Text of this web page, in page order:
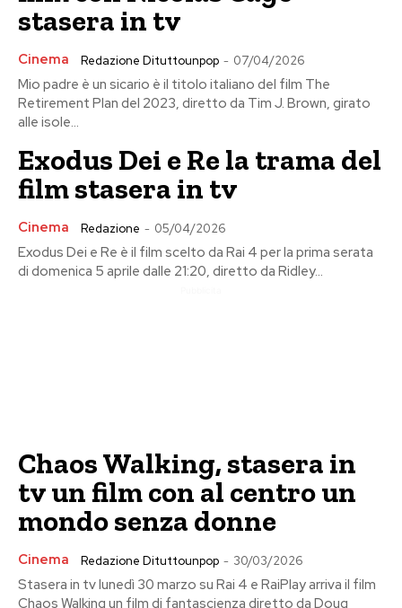
stasera in tv
Cinema Redazione Dituttounpop - 07/04/2026
Mio padre è un sicario è il titolo italiano del film The
Retirement Plan del 2023, diretto da Tim J. Brown, girato
alle isole...
Exodus Dei e Re la trama del
film stasera in tv
Cinema Redazione - 05/04/2026
Exodus Dei e Re è il film scelto da Rai 4 per la prima serata
di domenica 5 aprile dalle 21:20, diretto da Ridley...
Chaos Walking, stasera in
tv un film con al centro un
mondo senza donne
Cinema Redazione Dituttounpop - 30/03/2026
Stasera in tv lunedì 30 marzo su Rai 4 e RaiPlay arriva il film
Chaos Walking un film di fantascienza diretto da Doug